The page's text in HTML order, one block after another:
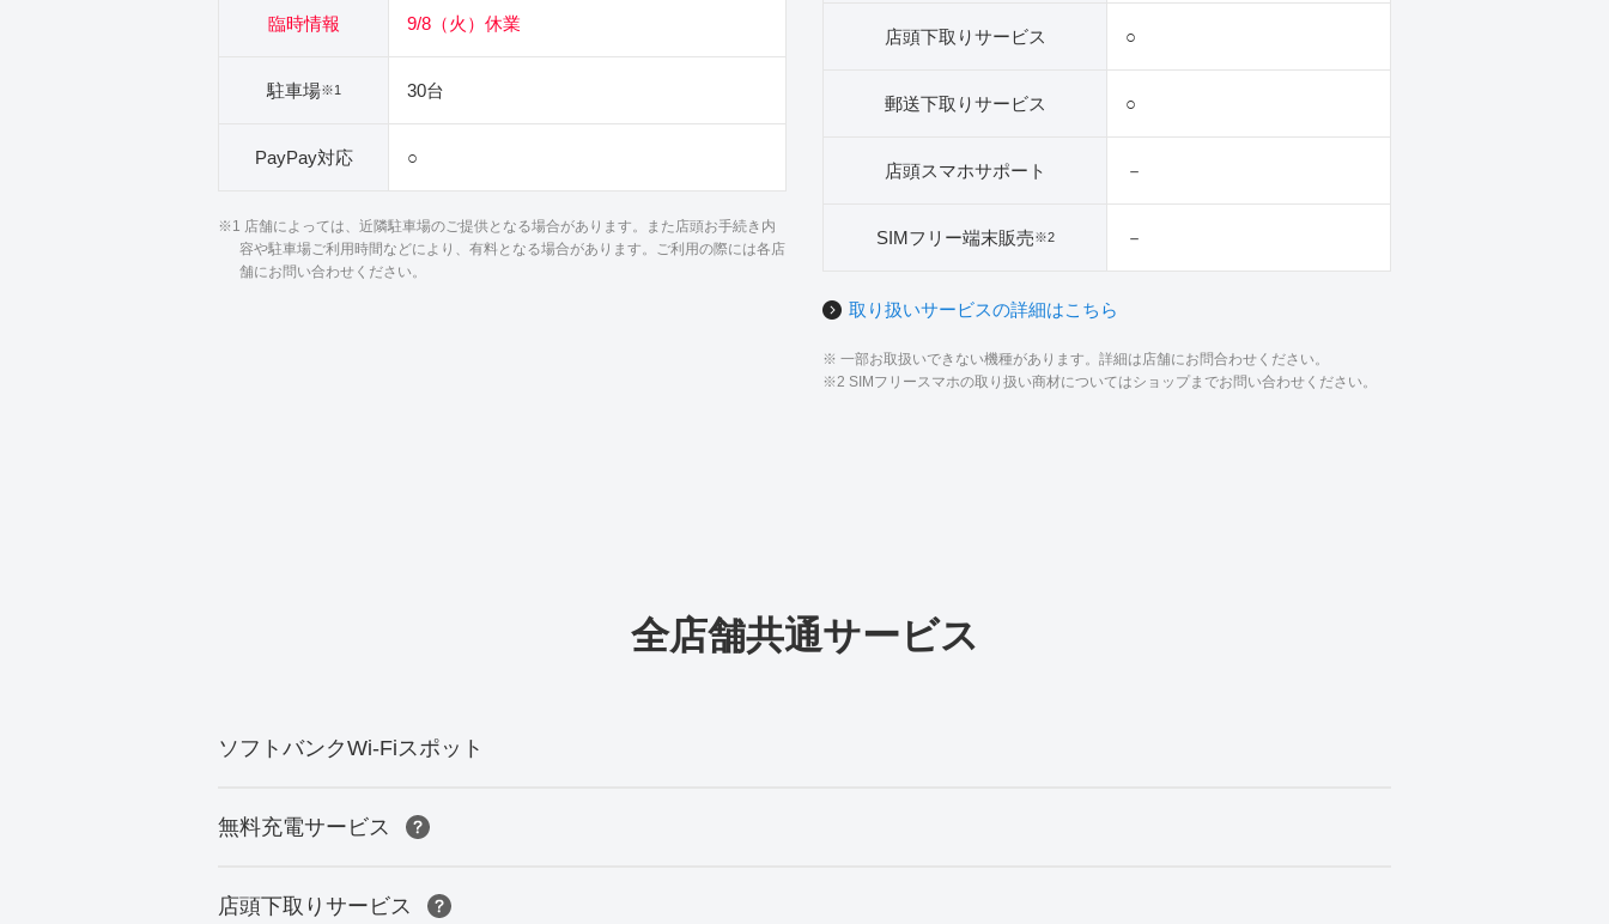
臨時情報 9/8（火）休業
駐車場※1 30台
PayPay対応 ○
※1 店舗によっては、近隣駐車場のご提供となる場合があります。また店頭お手続き内
容や駐車場ご利用時間などにより、有料となる場合があります。ご利用の際には各店
舗にお問い合わせください。
店頭下取りサービス ○
郵送下取りサービス ○
店頭スマホサポート －
SIMフリー端末販売※2 －
取り扱いサービスの詳細はこちら
※ 一部お取扱いできない機種があります。詳細は店舗にお問合わせください。
※2 SIMフリースマホの取り扱い商材についてはショップまでお問い合わせください。
全店舗共通サービス
ソフトバンクWi-Fiスポット
無料充電サービス
店頭下取りサービス